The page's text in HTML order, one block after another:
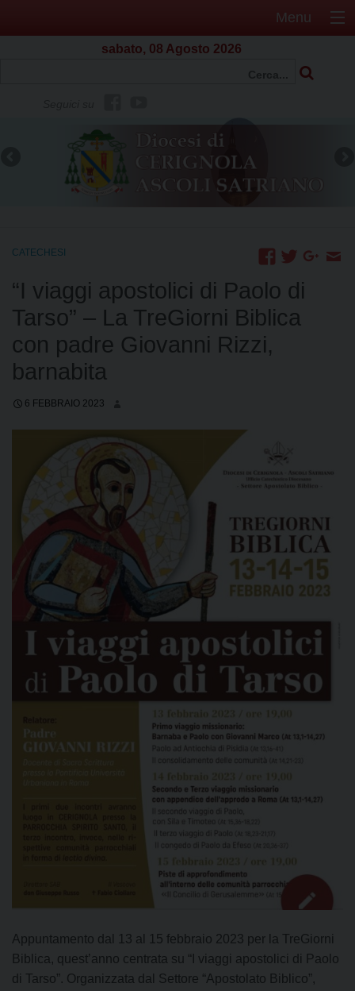
Menu
sabato, 08 Agosto 2026
CATECHESI
“I viaggi apostolici di Paolo di
Tarso” – La TreGiorni Biblica
con padre Giovanni Rizzi,
barnabita
6 FEBBRAIO 2023
Appuntamento dal 13 al 15 febbraio 2023 per la TreGiorni
Biblica, quest’anno centrata su “I viaggi apostolici di Paolo
di Tarso”. Organizzata dal Settore “Apostolato Biblico”,